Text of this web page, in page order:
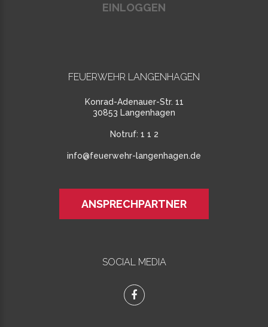
EINLOGGEN
FEUERWEHR LANGENHAGEN
Konrad-Adenauer-Str. 11
30853 Langenhagen
Notruf: 1 1 2
info@feuerwehr-langenhagen.de
ANSPRECHPARTNER
SOCIAL MEDIA